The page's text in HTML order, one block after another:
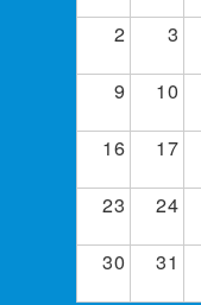
2
3
9
10
16
17
23
24
30
31